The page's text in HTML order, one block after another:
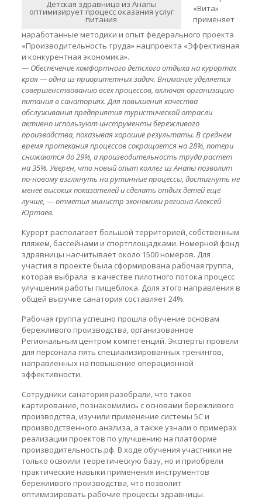
Детская здравница из Анапы
оптимизирует процесс оказания услуг
питания
«Вита»
применяет
наработанные методики и опыт федерального проекта
«Производительность труда» нацпроекта «Эффективная
и конкурентная экономика».
— Обеспечение комфортного детского отдыха на курортах
края — одна из приоритетных задач. Внимание уделяется
совершенствованию всех процессов, включая организацию
питания в санаториях. Для повышения качества
обслуживания предприятия туристической отрасли
активно используют инструменты бережливого
производства, показывая хорошие результаты. В среднем
время протекания процессов сокращается на 28%, потери
снижаются до 29%, а производительность труда растет
на 35%. Уверен, что новый опыт коллег из Анапы позволит
по-новому взглянуть на рутинные процессы, достигнуть не
менее высоких показателей и сделать отдых детей ещё
лучше, — отметил министр экономики региона Алексей
Юртаев.
Курорт располагает большой территорией, собственным
пляжем, бассейнами и спортплощадками. Номерной фонд
здравницы насчитывает около 1500 номеров. Для
участия в проекте была сформирована рабочая группа,
которая выбрала в качестве пилотного потока процесс
улучшения работы пищеблока. Доля этого направления в
общей выручке санатория составляет 24%.
Рабочая группа успешно прошла обучение основам
бережливого производства, организованное
Региональным центром компетенций. Эксперты провели
для персонала пять специализированных тренингов,
направленных на повышение операционной
эффективности.
Сотрудники санатория разобрали, что такое
картирование, познакомились с основами бережливого
производства, изучили применение системы 5С и
производственного анализа, а также узнали о примерах
реализации проектов по улучшению на платформе
производительность.рф. В ходе обучения участники не
только освоили теоретическую базу, но и приобрели
практические навыки применения инструментов
бережливого производства, что позволит
оптимизировать рабочие процессы здравницы.